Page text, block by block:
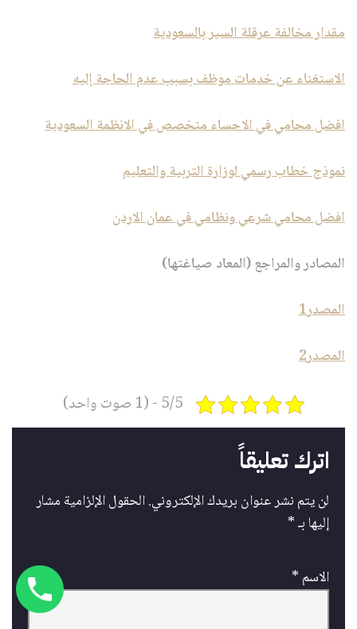
مقدار مخالفة عرقلة السير بالسعودية
الاستغناء عن خدمات موظف بسبب عدم الحاجة إليه
افضل محامي في الاحساء متخصص في الانظمة السعودية
نموذج خطاب رسمي لوزارة التربية والتعليم
افضل محامي شرعي ونظامي في عمان الاردن
المصادر والمراجع (المعاد صياغتها)
المصدر1
المصدر2
5/5 - (1 صوت واحد)
اترك تعليقاً
لن يتم نشر عنوان بريدك الإلكتروني.الحقول الإلزامية مشار
إليها بـ*
الاسم *